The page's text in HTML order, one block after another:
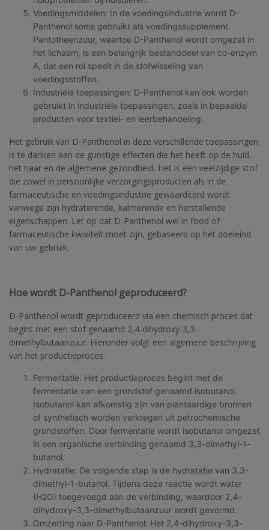
Voedingsmiddelen: In de voedingsindustrie wordt D-
Panthenol soms gebruikt als voedingssupplement.
Pantotheenzuur, waartoe D-Panthenol wordt omgezet in
het lichaam, is een belangrijk bestanddeel van co-enzym
A, dat een rol speelt in de stofwisseling van
voedingsstoffen.
Industriële toepassingen: D-Panthenol kan ook worden
gebruikt in industriële toepassingen, zoals in bepaalde
producten voor textiel- en leerbehandeling.
Het gebruik van D-Panthenol in deze verschillende toepassingen
is te danken aan de gunstige effecten die het heeft op de huid,
het haar en de algemene gezondheid. Het is een veelzijdige stof
die zowel in persoonlijke verzorgingsproducten als in de
farmaceutische en voedingsindustrie gewaardeerd wordt
vanwege zijn hydraterende, kalmerende en herstellende
eigenschappen. Let op dat D-Panthenol wel in food of
farmaceutische kwaliteit moet zijn, gebaseerd op het doeleind
van uw gebruik.
Hoe wordt D-Panthenol geproduceerd?
D-Panthenol wordt geproduceerd via een chemisch proces dat
begint met een stof genaamd 2,4-dihydroxy-3,3-
dimethylbutaanzuur. Hieronder volgt een algemene beschrijving
van het productieproces:
Fermentatie: Het productieproces begint met de
fermentatie van een grondstof genaamd isobutanol.
Isobutanol kan afkomstig zijn van plantaardige bronnen
of synthetisch worden verkregen uit petrochemische
grondstoffen. Door fermentatie wordt isobutanol omgezet
in een organische verbinding genaamd 3,3-dimethyl-1-
butanol.
Hydratatie: De volgende stap is de hydratatie van 3,3-
dimethyl-1-butanol. Tijdens deze reactie wordt water
(H2O) toegevoegd aan de verbinding, waardoor 2,4-
dihydroxy-3,3-dimethylbutaanzuur wordt gevormd.
Omzetting naar D-Panthenol: Het 2,4-dihydroxy-3,3-